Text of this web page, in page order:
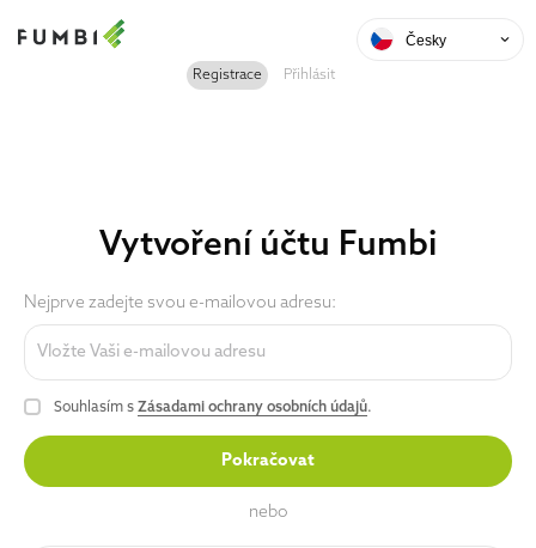
Česky
Registrace Přihlásit
Vytvoření účtu Fumbi
Nejprve zadejte svou e-mailovou adresu:
Souhlasím s Zásadami ochrany osobních údajů.
Pokračovat
nebo